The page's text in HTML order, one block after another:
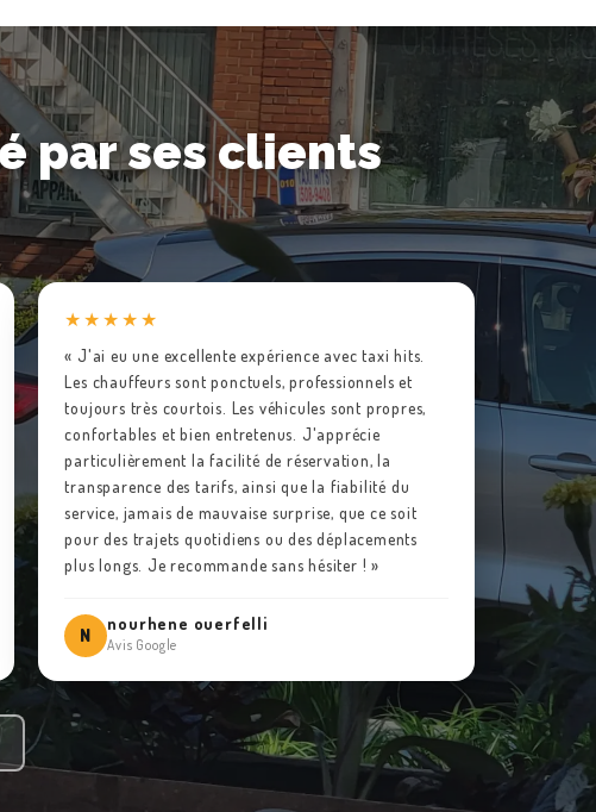
par ses clients
★★★★★
« J'ai eu une excellente expérience avec taxi hits.
Les chauffeurs sont ponctuels, professionnels et
toujours très courtois. Les véhicules sont propres,
confortables et bien entretenus. J'apprécie
particulièrement la facilité de réservation, la
transparence des tarifs, ainsi que la fiabilité du
service, jamais de mauvaise surprise, que ce soit
pour des trajets quotidiens ou des déplacements
plus longs. Je recommande sans hésiter ! »
N
nourhene ouerfelli
Avis Google